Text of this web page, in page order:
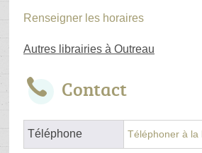
Renseigner les horaires
Autres librairies à Outreau
Contact
Téléphone Téléphoner à la